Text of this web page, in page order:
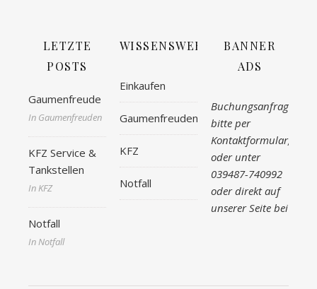
LETZTE
POSTS
Gaumenfreude
In Gaumenfreuden
KFZ Service &
Tankstellen
In KFZ
Notfall
In Notfall
WISSENSWERTES
Einkaufen
Gaumenfreuden
KFZ
Notfall
BANNER
ADS
Buchungsanfragen
bitte per
Kontaktformular,
oder unter
039487-740992
oder direkt auf
unserer Seite bei